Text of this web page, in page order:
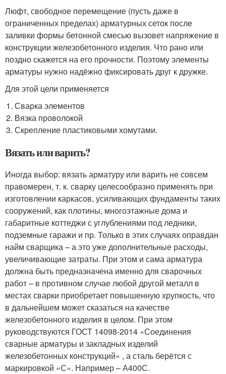
Люфт, свободное перемещение (пусть даже в
ограниченных пределах) арматурных сеток после
заливки формы бетонной смесью вызовет напряжение в
конструкции железобетонного изделия. Что рано или
поздно скажется на его прочности. Поэтому элементы
арматуры нужно надёжно фиксировать друг к дружке.
Для этой цели применяется
Сварка элементов
Вязка проволокой
Скрепление пластиковыми хомутами.
Вязать или варить?
Иногда выбор: вязать арматуру или варить не совсем
правомерен, т. к. сварку целесообразно применять при
изготовлении каркасов, усиливающих фундаменты таких
сооружений, как плотины, многоэтажные дома и
габаритные коттеджи с углублениями под ледники,
подземные гаражи и пр. Только в этих случаях оправдан
найм сварщика – а это уже дополнительные расходы,
увеличивающие затраты. При этом и сама арматура
должна быть предназначена именно для сварочных
работ – в противном случае любой другой металл в
местах сварки приобретает повышенную хрупкость, что
в дальнейшем может сказаться на качестве
железобетонного изделия в целом. При этом
руководствуются ГОСТ 14098-2014 «Соединения
сварные арматуры и закладных изделий
железобетонных конструкций» , а сталь берётся с
маркировкой «С». Например – А400С.